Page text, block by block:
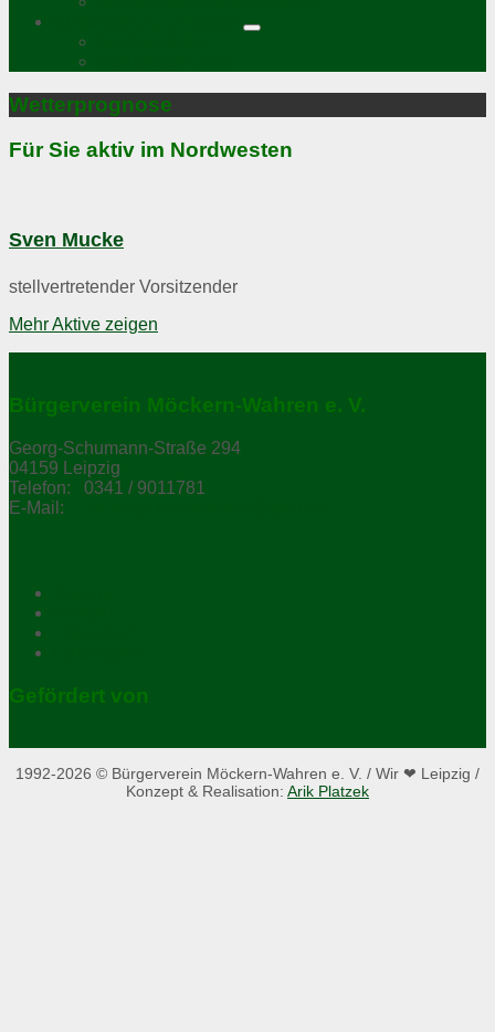
Wetterprognose
Für Sie aktiv im Nordwesten
Sven Mucke
stellvertretender Vorsitzender
Mehr Aktive zeigen
Bürgerverein Möckern-Wahren e. V.
Georg-Schumann-Straße 294
04159 Leipzig
Telefon: 0341 / 9011781
E-Mail:
Gefördert von
1992-2026 © Bürgerverein Möckern-Wahren e. V. / Wir ❤ Leipzig /
Konzept & Realisation: Arik Platzek